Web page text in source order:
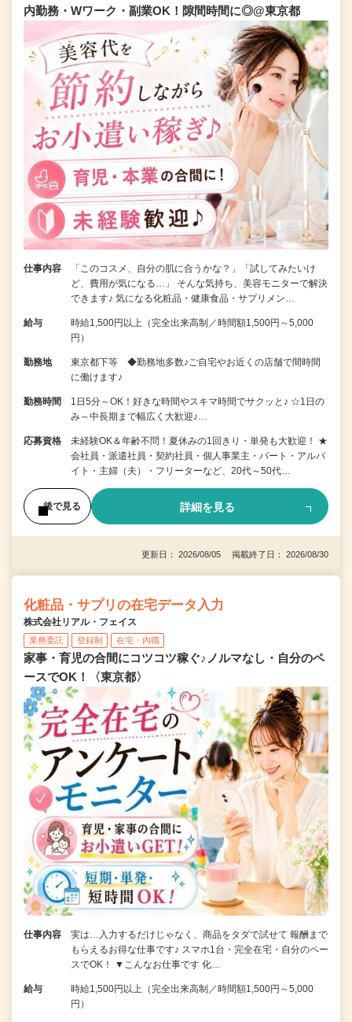
内勤務・Wワーク・副業OK！隙間時間に◎@東京都
仕事内容
「このコスメ、自分の肌に合うかな？」「試してみたいけ
ど、費用が気になる…」 そんな気持ち、美容モニターで解決
できます♪ 気になる化粧品・健康食品・サプリメン…
給与
時給1,500円以上（完全出来高制／時間額1,500円～5,000
円）
勤務地
東京都下等 ◆勤務地多数♪ご自宅やお近くの店舗で間時間
に働けます♪
勤務時間
1日5分～OK！好きな時間やスキマ時間でサクッと♪ ☆1日の
み～中長期まで幅広く大歓迎♪…
応募資格
未経験OK＆年齢不問！夏休みの1回きり・単発も大歓迎！ ★
会社員・派遣社員・契約社員・個人事業主・パート・アルバ
イト・主婦（夫）・フリーターなど、20代～50代…
後で見る 詳細を見る
更新日： 2026/08/05 掲載終了日： 2026/08/30
化粧品・サプリの在宅データ入力
株式会社リアル・フェイス
業務委託 登録制 在宅・内職
家事・育児の合間にコツコツ稼ぐ♪ノルマなし・自分のペ
ースでOK！〈東京都〉
仕事内容
実は…入力するだけじゃなく、商品をタダで試せて 報酬まで
もらえるお得な仕事です♪ スマホ1台・完全在宅・自分のペー
スでOK！ ▼こんなお仕事です 化…
給与
時給1,500円以上（完全出来高制／時間額1,500円～5,000
円）